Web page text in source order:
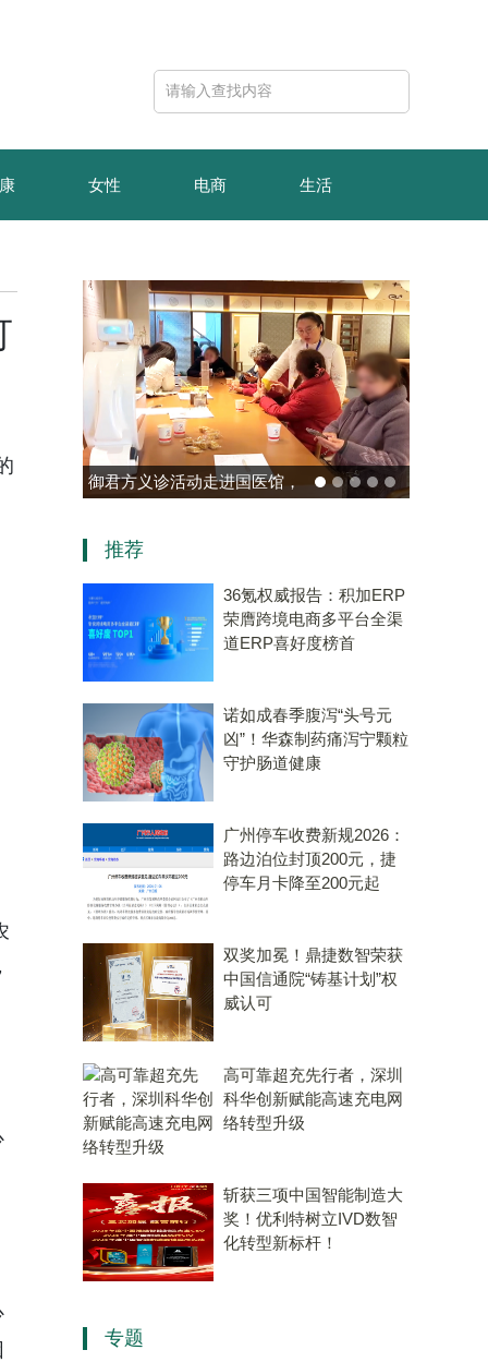
女性 电商 生活
玻色量子完成10亿元B轮融
推荐
36氪权威报告：积加ERP
荣膺跨境电商多平台全渠
道ERP喜好度榜首
诺如成春季腹泻“头号元
凶”！华森制药痛泻宁颗粒
守护肠道健康
广州停车收费新规2026：
路边泊位封顶200元，捷
停车月卡降至200元起
双奖加冕！鼎捷数智荣获
中国信通院“铸基计划”权
威认可
高可靠超充先行者，深圳
科华创新赋能高速充电网
络转型升级
斩获三项中国智能制造大
奖！优利特树立IVD数智
化转型新标杆！
专题